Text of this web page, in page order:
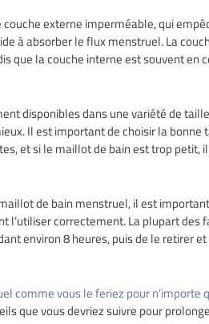
externe imperméable, qui
à absorber le flux menstruel. La
que la couche interne est souvent en
disponibles dans une variété de
Il est important de choisir la bonne
et si le maillot de bain est trop petit,
de bain menstruel, il est
l’utiliser correctement. La plupart des
environ 8 heures, puis de le retirer
comme vous le feriez pour n’importe
que vous devriez suivre pour